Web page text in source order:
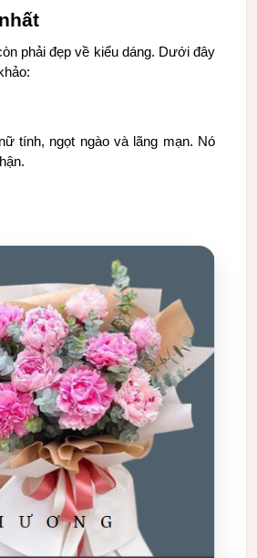
phải đẹp về kiểu dáng. Dưới đây
tính, ngọt ngào và lãng mạn. Nó